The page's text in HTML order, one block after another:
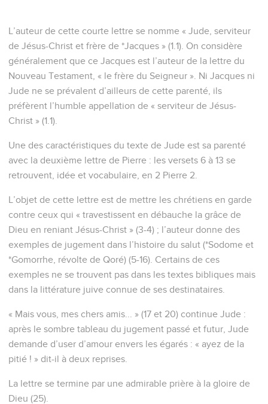
L’auteur de cette courte lettre se nomme « Jude, serviteur
de Jésus-Christ et frère de *Jacques » (1.1). On considère
généralement que ce Jacques est l’auteur de la lettre du
Nouveau Testament, « le frère du Seigneur ». Ni Jacques ni
Jude ne se prévalent d’ailleurs de cette parenté, ils
préfèrent l’humble appellation de « serviteur de Jésus-
Christ » (1.1).
Une des caractéristiques du texte de Jude est sa parenté
avec la deuxième lettre de Pierre : les versets 6 à 13 se
retrouvent, idée et vocabulaire, en 2 Pierre 2.
L’objet de cette lettre est de mettre les chrétiens en garde
contre ceux qui « travestissent en débauche la grâce de
Dieu en reniant Jésus-Christ » (3-4) ; l’auteur donne des
exemples de jugement dans l’histoire du salut (*Sodome et
*Gomorrhe, révolte de Qoré) (5-16). Certains de ces
exemples ne se trouvent pas dans les textes bibliques mais
dans la littérature juive connue de ses destinataires.
« Mais vous, mes chers amis... » (17 et 20) continue Jude :
après le sombre tableau du jugement passé et futur, Jude
demande d’user d’amour envers les égarés : « ayez de la
pitié ! » dit-il à deux reprises.
La lettre se termine par une admirable prière à la gloire de
Dieu (25).